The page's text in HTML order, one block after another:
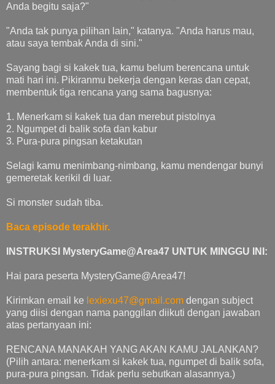
Anda begitu saja?"
"Anda tak punya pilihan lain," katanya. "Anda harus mau,
atau saya tembak Anda di sini."
Sayang bagi si kakek tua, kamu belum berencana untuk
mati hari ini. Pikiranmu bekerja dengan keras dan cepat,
membentuk tiga rencana yang sama bagusnya:
1. Menerkam si kakek tua dan merebut pistolnya
2. Ngumpet di balik sofa dan kabur
3. Pura-pura pingsan ketakutan
Selagi kamu menimbang-nimbang, kamu mendengar bunyi
gemeretak kerikil di luar.
Si monster sudah tiba.
Baca episode terakhir.
INSTRUKSI MysteryGame@Area47 UNTUK MINGGU INI:
Hai para peserta MysteryGame@Area47!
Kirimkan email ke lexiexu47@gmail.com dengan subject
yang diisi dengan nama panggilan diikuti dengan jawaban
atas pertanyaan ini:
RENCANA MANAKAH YANG AKAN KAMU JALANKAN?
(Pilih antara: menerkam si kakek tua, ngumpet di balik sofa,
pura-pura pingsan. Tidak perlu sebutkan alasannya.)